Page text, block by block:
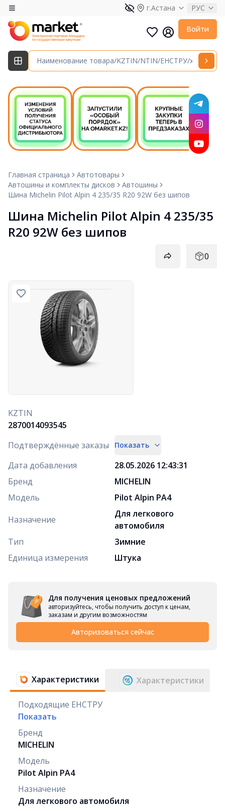
г.Астана РУС
Войти
Главная страница
Автотовары
Автошины и комплекты дисков
Автошины
Шина Michelin Pilot Alpin 4 235/35 R20 92W без шипов
Шина Michelin Pilot Alpin 4 235/35
R20 92W без шипов
0
KZTIN
2870014093545
Подтверждённые заказы
Показать
Дата добавления
28.05.2026 12:43:31
Бренд
MICHELIN
Модель
Pilot Alpin PA4
Назначение
Для легкового
автомобиля
Тип
Зимние
Единица измерения
Штука
Для получения ценовых предложений
авторизуйтесь, чтобы получить доступ к ценам,
заказам и другим возможностям
Авторизоваться сейчас
Характеристики Характеристики
Подходящие ЕНСТРУ
Показать
Бренд
MICHELIN
Модель
Pilot Alpin PA4
Назначение
Для легкового автомобиля